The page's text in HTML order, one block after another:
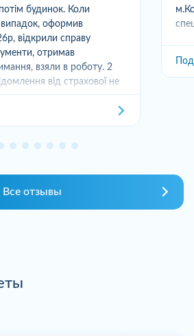
будинок. Коли
випадок, оформив
відкрили справу
отримав
взяли в роботу. 2
від страхової не
Все отзывы